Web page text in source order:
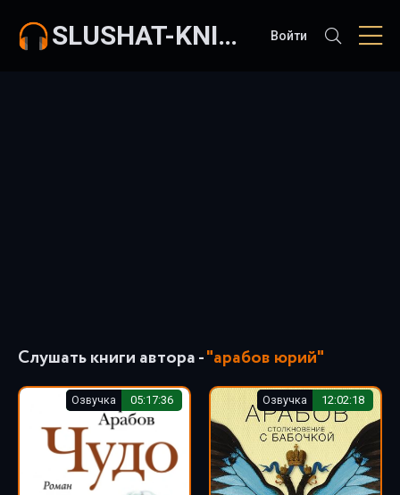
SLUSHAT-KNIGI.COM Войти
Слушать книги автора -"арабов юрий"
Озвучка 05:17:36 Озвучка 12:02:18